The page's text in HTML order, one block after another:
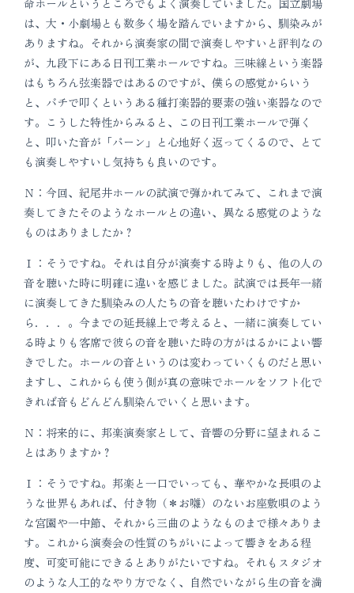
命ホールというところでもよく演奏していました。国立劇場
は、大・小劇場とも数多く場を踏んでいますから、馴染みが
ありますね。それから演奏家の間で演奏しやすいと評判なの
が、九段下にある日刊工業ホールですね。三味線という楽器
はもちろん弦楽器ではあるのですが、僕らの感覚からいう
と、バチで叩くというある種打楽器的要素の強い楽器なので
す。こうした特性からみると、この日刊工業ホールで弾く
と、叩いた音が「パーン」と心地好く返ってくるので、とて
も演奏しやすいし気持ちも良いのです。
Ｎ：今回、紀尾井ホールの試演で弾かれてみて、これまで演
奏してきたそのようなホールとの違い、異なる感覚のような
ものはありましたか？
Ｉ：そうですね。それは自分が演奏する時よりも、他の人の
音を聴いた時に明確に違いを感じました。試演では長年一緒
に演奏してきた馴染みの人たちの音を聴いたわけですか
ら．．．。今までの延長線上で考えると、一緒に演奏してい
る時よりも客席で彼らの音を聴いた時の方がはるかによい響
きでした。ホールの音というのは変わっていくものだと思い
ますし、これからも使う側が真の意味でホールをソフト化で
きれば音もどんどん馴染んでいくと思います。
Ｎ：将来的に、邦楽演奏家として、音響の分野に望まれるこ
とはありますか？
Ｉ：そうですね。邦楽と一口でいっても、華やかな長唄のよ
うな世界もあれば、付き物（＊お囃）のないお座敷唄のよう
な宮園や一中節、それから三曲のようなものまで様々ありま
す。これから演奏会の性質のちがいによって響きをある程
度、可変可能にできるとありがたいですね。それもスタジオ
のような人工的なやり方でなく、自然でいながら生の音を満